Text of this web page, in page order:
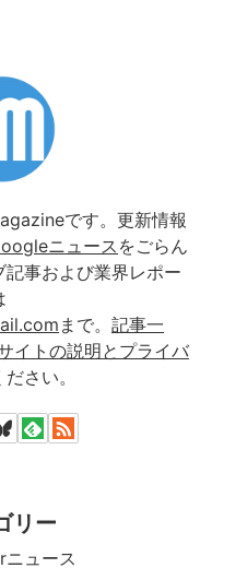
です。更新情報
ニュース をごらん
記事および業界レポー
まで。 記事一
イトの説明とプライバ
さい。
リー
ニュース